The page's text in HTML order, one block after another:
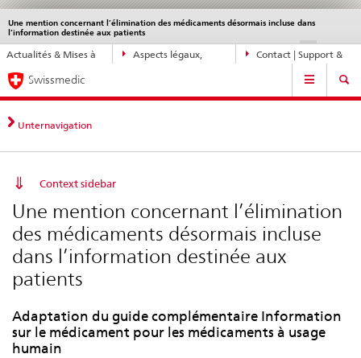
Navigation
directe:
actualités,
bases
juridiques,
contact
Actualités & Mises à
Aspects légaux,
Contact | Support &
Une mention concernant l’élimination des médicaments désormais incluse dans
l’information destinée aux patients
DE EN
Service
navigation
Navigation
Swissmedic
Unternavigation
Context sidebar
Une mention concernant l’élimination
des médicaments désormais incluse
dans l’information destinée aux
patients
Adaptation du guide complémentaire Information
sur le médicament pour les médicaments à usage
humain